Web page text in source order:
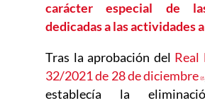
carácter especial de
dedicadas a las actividades
Tras la aprobación del Real
32/2021 de 28 de diciembre
establecía la